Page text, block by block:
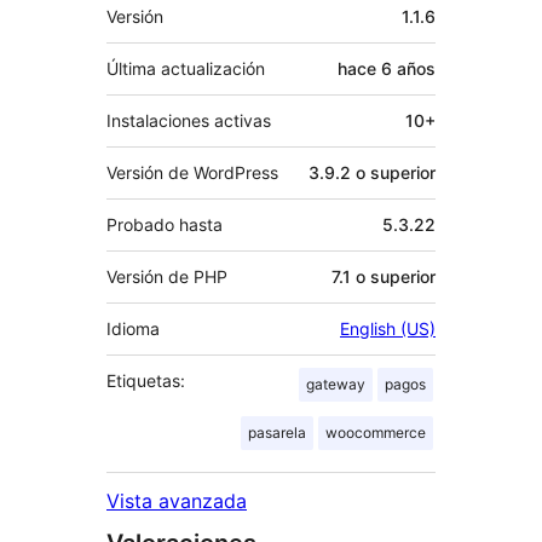
Versión 1.1.6
Última actualización hace 6 años
Instalaciones activas 10+
Versión de WordPress 3.9.2 o superior
Probado hasta 5.3.22
Versión de PHP 7.1 o superior
Idioma English (US)
Etiquetas: gateway pagos
pasarela woocommerce
Vista avanzada